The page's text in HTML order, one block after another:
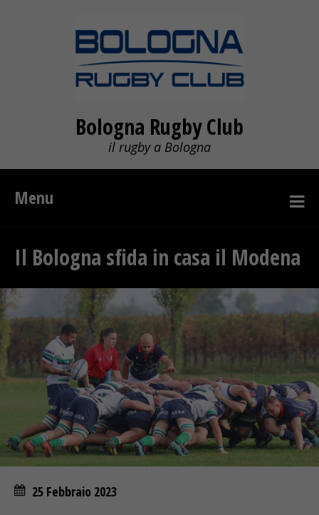
Bologna Rugby Club
il rugby a Bologna
Menu
Il Bologna sfida in casa il Modena
25 Febbraio 2023